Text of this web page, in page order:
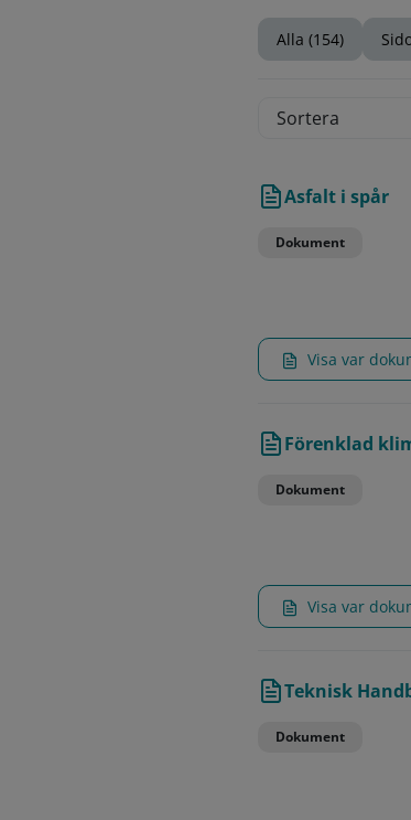
Alla (154)
Asfalt i spår
Dokument
Visa var
Förenklad
Dokument
Visa var
Teknisk
Dokument